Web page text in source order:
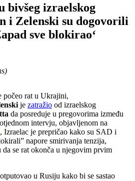
bivšeg izraelskog
i Zelenski su dogovorili
sve blokirao‘
počeo rat u Ukrajini,
je zatražio od izraelskog
da posreduje u pregovorima između
intervju, objavljenom na
, Izraelac je prepričao kako su SAD i
napore smirivanja tenzija,
se rat okonča u njegovim prvim
u Rusiju kako bi se sastao